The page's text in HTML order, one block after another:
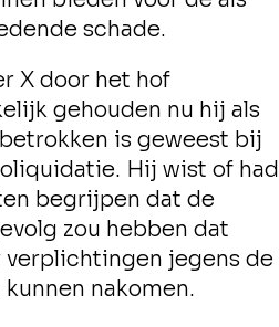
schade.
X door het hof
gehouden nu hij als
is geweest bij
Hij wist of had
begrijpen dat de
zou hebben dat
verplichtingen jegens de
nakomen.